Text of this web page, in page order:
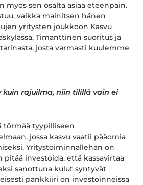
myös sen osalta asiaa eteenpäin.
vaikka mainitsen hänen
yritysten joukkoon Kasvu
Timanttinen suoritus ja
josta varmasti kuulemme
kuin rajuilma, niin tilillä vain ei
törmää tyypilliseen
jossa kasvu vaatii pääomia
Yritystoiminnallehan on
pitää investoida, että kassavirtaa
sanottuna kulut syntyvät
pankkiiri on investoinneissa